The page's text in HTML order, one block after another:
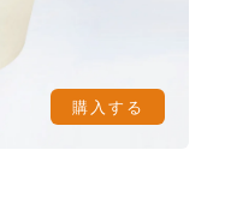
購入する